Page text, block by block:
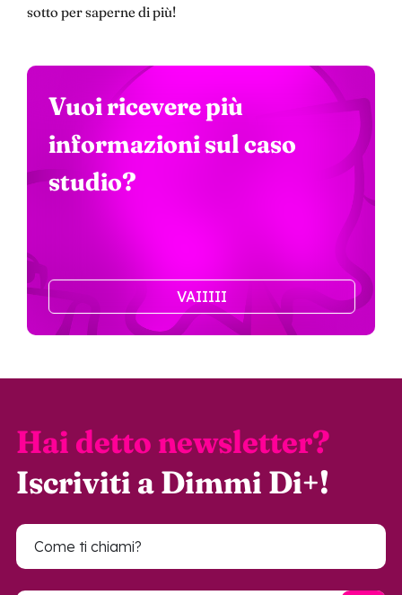
sotto per saperne di più!
Vuoi ricevere più
informazioni sul caso
studio?
VAIIIII
Hai detto newsletter?
Iscriviti a Dimmi Di+!